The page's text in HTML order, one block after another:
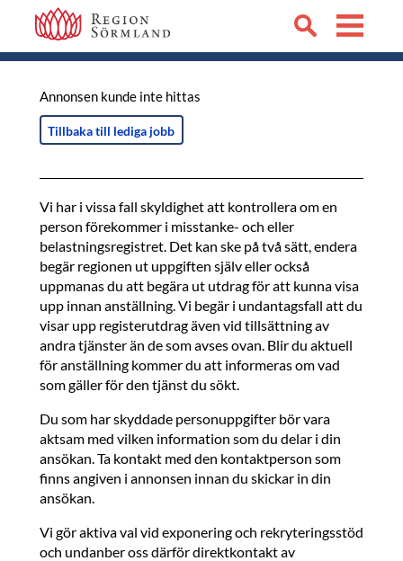
Annonsen kunde inte hittas
Tillbaka till lediga jobb
Vi har i vissa fall skyldighet att kontrollera om en
person förekommer i misstanke- och eller
belastningsregistret. Det kan ske på två sätt, endera
begär regionen ut uppgiften själv eller också
uppmanas du att begära ut utdrag för att kunna visa
upp innan anställning. Vi begär i undantagsfall att du
visar upp registerutdrag även vid tillsättning av
andra tjänster än de som avses ovan. Blir du aktuell
för anställning kommer du att informeras om vad
som gäller för den tjänst du sökt.
Du som har skyddade personuppgifter bör vara
aktsam med vilken information som du delar i din
ansökan. Ta kontakt med den kontaktperson som
finns angiven i annonsen innan du skickar in din
ansökan.
Vi gör aktiva val vid exponering och rekryteringsstöd
och undanber oss därför direktkontakt av